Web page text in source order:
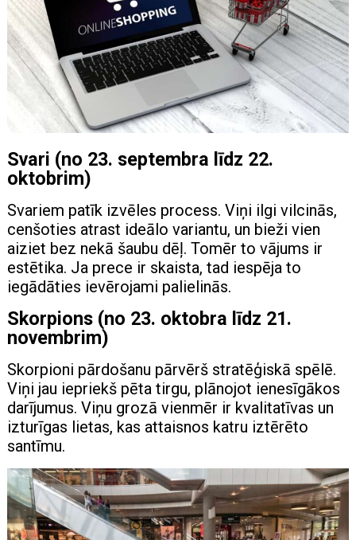
Svari (no 23. septembra līdz 22.
oktobrim)
Svariem patīk izvēles process. Viņi ilgi vilcinās,
cenšoties atrast ideālo variantu, un bieži vien
aiziet bez nekā šaubu dēļ. Tomēr to vājums ir
estētika. Ja prece ir skaista, tad iespēja to
iegādāties ievērojami palielinās.
Skorpions (no 23. oktobra līdz 21.
novembrim)
Skorpioni pārdošanu pārvērš stratēģiskā spēlē.
Viņi jau iepriekš pēta tirgu, plānojot ienesīgākos
darījumus. Viņu grozā vienmēr ir kvalitatīvas un
izturīgas lietas, kas attaisnos katru iztērēto
santīmu.